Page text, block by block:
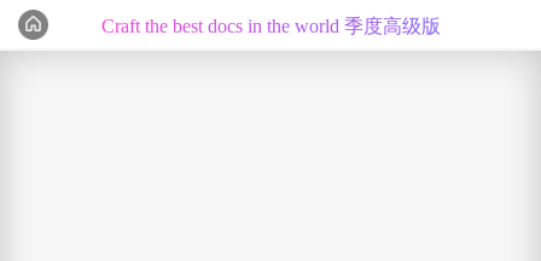
Craft the best docs in the world 季度高级版
编辑心选